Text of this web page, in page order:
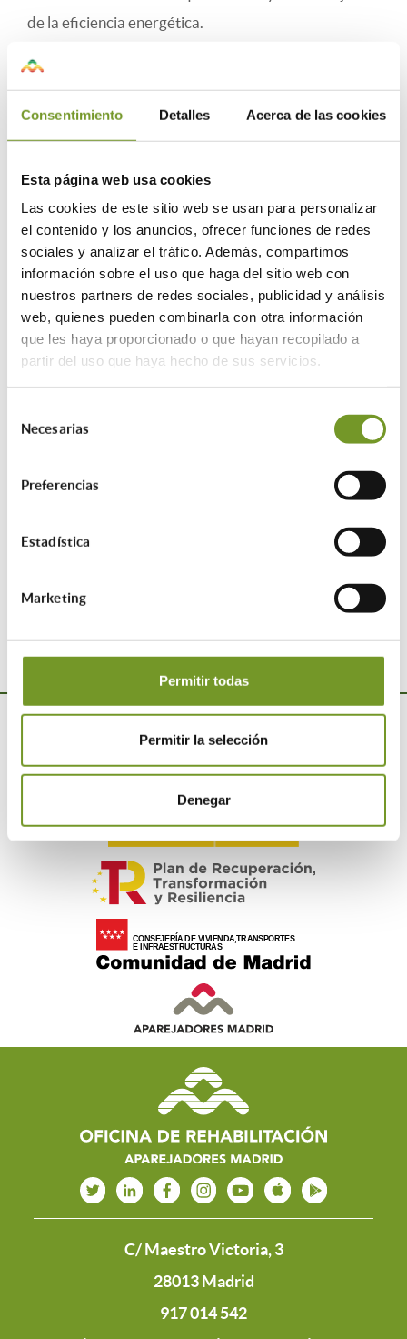
Consentimiento Detalles Acerca de las cookies
Esta página web usa cookies
Las cookies de este sitio web se usan para personalizar
el contenido y los anuncios, ofrecer funciones de redes
sociales y analizar el tráfico. Además, compartimos
información sobre el uso que haga del sitio web con
nuestros partners de redes sociales, publicidad y análisis
web, quienes pueden combinarla con otra información
que les haya proporcionado o que hayan recopilado a
partir del uso que haya hecho de sus servicios.
Necesarias
Preferencias
Estadística
Marketing
Permitir todas
Permitir la selección
Denegar
de la eficiencia energética.
1. Con objeto de proporcionar cobertura financiera
parcial para hacer frente a los gastos necesarios para
llevar a cabo obras de rehabilitación que contribuyan
de vivienda, se autoriza al Ministerio de Transportes,
Movilidad y Agenda Urbana para que, mediante
convenio con el Instituto de Crédito Oficial, por un
plazo de hasta veinte años, se desarrolle una línea de
avales que ofrezcan cobertura parcial del Estado,
para que las entidades de crédito puedan ofrecer
financiación, en forma de préstamo con un plazo de
devolución de hasta quince años.
Estos avales se ofrecen desde las entidades financieras
hasta 15 años.
Programa ICO Vivienda y regeneración urbana y
Texto informativo ICO
C/ Maestro Victoria, 3
28013 Madrid
917 014 542